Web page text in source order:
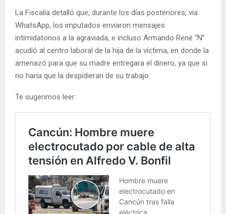
La Fiscalía detalló que, durante los días posteriores, vía
WhatsApp, los imputados enviaron mensajes
intimidatorios a la agraviada, e incluso Armando René “N”
acudió al centro laboral de la hija de la víctima, en donde la
amenazó para que su madre entregara el dinero, ya que si
no haría que la despidieran de su trabajo.
Te sugerimos leer: